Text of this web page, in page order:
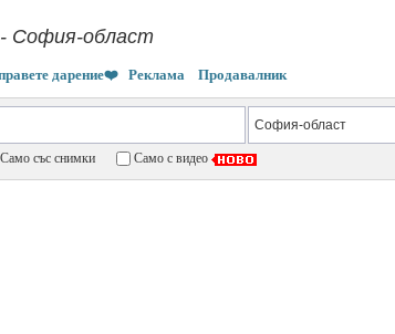
София-област
дарение❤️ Реклама Продавалник
Само със снимки Само с видео